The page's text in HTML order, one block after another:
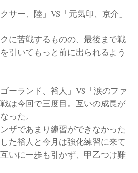
サー、陸」VS「元気印、京介」
に苦戦するものの、最後まで戦
引いてもっと前に出られるよう
ーランド、裕人」VS「涙のファ
は今回で三度目。互いの成長が
った。
ザであまり練習ができなかった
た裕人と今月は強化練習に来て
いに一歩も引かず、甲乙つけ難